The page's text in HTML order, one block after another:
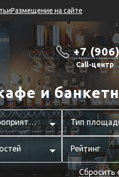
Размещение на сайте
+7
Call-центр
и
Тип мероприятия Тип
Рейтинг
Сбросить